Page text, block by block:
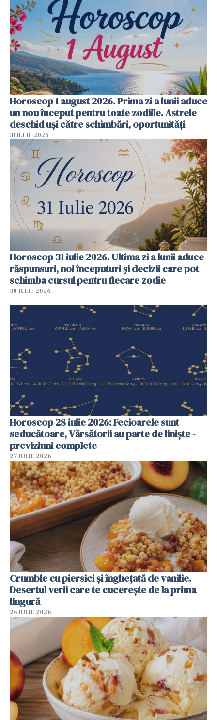
Horoscop 1 august 2026. Prima zi a lunii aduce
un nou început pentru toate zodiile. Astrele
deschid uși către schimbări, oportunități
31 IULIE 2026
Horoscop 31 iulie 2026. Ultima zi a lunii aduce
răspunsuri, noi începuturi și decizii care pot
schimba cursul pentru fiecare zodie
30 IULIE 2026
Horoscop 28 iulie 2026: Fecioarele sunt
seducătoare, Vărsătorii au parte de liniște -
previziuni complete
27 IULIE 2026
Crumble cu piersici și înghețată de vanilie.
Desertul verii care te cucerește de la prima
lingură
26 IULIE 2026